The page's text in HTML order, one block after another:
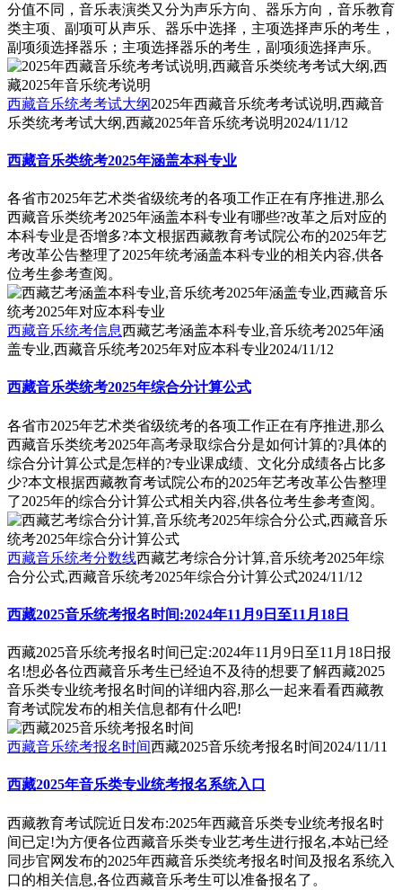
分值不同，音乐表演类又分为声乐方向、器乐方向，音乐教育
类主项、副项可从声乐、器乐中选择，主项选择声乐的考生，
副项须选择器乐；主项选择器乐的考生，副项须选择声乐。
西藏音乐统考考试大纲2025年西藏音乐统考考试说明,西藏音
乐类统考考试大纲,西藏2025年音乐统考说明2024/11/12
西藏音乐类统考2025年涵盖本科专业
各省市2025年艺术类省级统考的各项工作正在有序推进,那么
西藏音乐类统考2025年涵盖本科专业有哪些?改革之后对应的
本科专业是否增多?本文根据西藏教育考试院公布的2025年艺
考改革公告整理了2025年统考涵盖本科专业的相关内容,供各
位考生参考查阅。
西藏音乐统考信息西藏艺考涵盖本科专业,音乐统考2025年涵
盖专业,西藏音乐统考2025年对应本科专业2024/11/12
西藏音乐类统考2025年综合分计算公式
各省市2025年艺术类省级统考的各项工作正在有序推进,那么
西藏音乐类统考2025年高考录取综合分是如何计算的?具体的
综合分计算公式是怎样的?专业课成绩、文化分成绩各占比多
少?本文根据西藏教育考试院公布的2025年艺考改革公告整理
了2025年的综合分计算公式相关内容,供各位考生参考查阅。
西藏音乐统考分数线西藏艺考综合分计算,音乐统考2025年综
合分公式,西藏音乐统考2025年综合分计算公式2024/11/12
西藏2025音乐统考报名时间:2024年11月9日至11月18日
西藏2025音乐统考报名时间已定:2024年11月9日至11月18日报
名!想必各位西藏音乐考生已经迫不及待的想要了解西藏2025
音乐类专业统考报名时间的详细内容,那么一起来看看西藏教
育考试院发布的相关信息都有什么吧!
西藏音乐统考报名时间西藏2025音乐统考报名时间2024/11/11
西藏2025年音乐类专业统考报名系统入口
西藏教育考试院近日发布:2025年西藏音乐类专业统考报名时
间已定!为方便各位西藏音乐类专业艺考生进行报名,本站已经
同步官网发布的2025年西藏音乐类统考报名时间及报名系统入
口的相关信息,各位西藏音乐考生可以准备报名了。